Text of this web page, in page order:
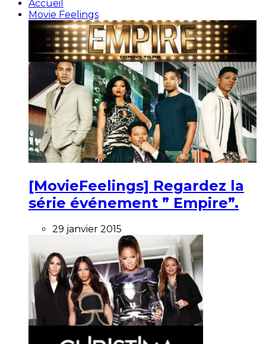
Accueil
Movie Feelings
[MovieFeelings] Regardez la
série événement ” Empire”.
29 janvier 2015